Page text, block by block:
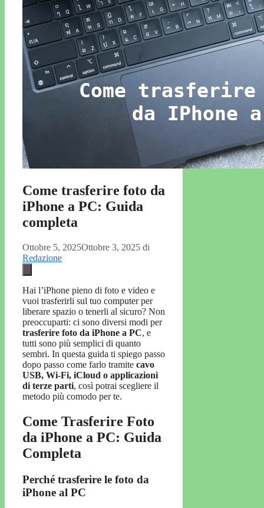
Come trasferire foto da
iPhone a PC: Guida
completa
Ottobre 5, 2025Ottobre 3, 2025 di
Redazione
Hai l’iPhone pieno di foto e video e
vuoi trasferirli sul tuo computer per
liberare spazio o tenerli al sicuro? Non
preoccuparti: ci sono diversi modi per
trasferire foto da iPhone a PC, e
tutti sono più semplici di quanto
sembri. In questa guida ti spiego passo
dopo passo come farlo tramite cavo
USB, Wi-Fi, iCloud o applicazioni
di terze parti, così potrai scegliere il
metodo più comodo per te.
Come Trasferire Foto
da iPhone a PC: Guida
Completa
Perché trasferire le foto da
iPhone al PC